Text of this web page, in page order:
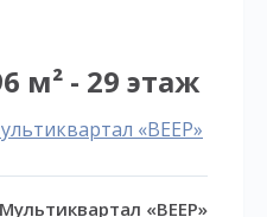
м² - 29 этаж
«ВЕЕР»
Мультиквартал «ВЕЕР»